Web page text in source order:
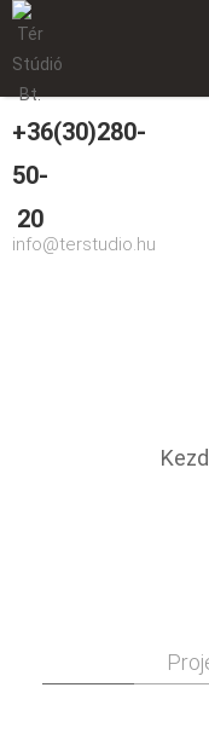
+36(30)280-
50-
20
info@terstudio.hu